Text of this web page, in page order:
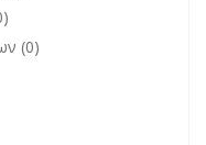
(0)